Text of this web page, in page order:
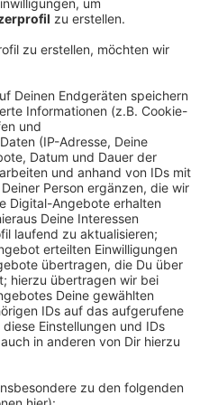
12:47
Anmeldung in den
unbedingt
Bei der
Portal sollen Eltern auch
wird den Eltern dies
Die Anmeldung
Dezember über die
sie bei der Planung für das
werden kann.